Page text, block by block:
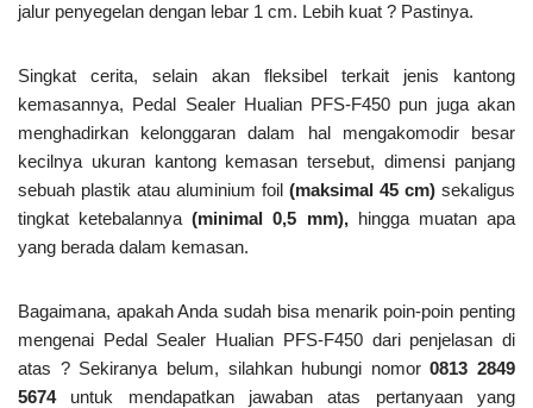
jalur penyegelan dengan lebar 1 cm. Lebih kuat ? Pastinya.
Singkat cerita, selain akan fleksibel terkait jenis kantong
kemasannya, Pedal Sealer Hualian PFS-F450 pun juga akan
menghadirkan kelonggaran dalam hal mengakomodir besar
kecilnya ukuran kantong kemasan tersebut, dimensi panjang
sebuah plastik atau aluminium foil (maksimal 45 cm) sekaligus
tingkat ketebalannya(minimal 0,5 mm), hingga muatan apa
yang berada dalam kemasan.
Bagaimana, apakah Anda sudah bisa menarik poin-poin penting
mengenai Pedal Sealer Hualian PFS-F450 dari penjelasan di
atas ? Sekiranya belum, silahkan hubungi nomor0813 2849
5674untuk mendapatkan jawaban atas pertanyaan yang